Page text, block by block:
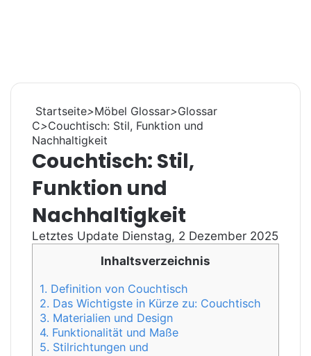
Startseite>Möbel Glossar>Glossar
C>Couchtisch: Stil, Funktion und
Nachhaltigkeit
Couchtisch: Stil,
Funktion und
Nachhaltigkeit
Letztes Update Dienstag, 2 Dezember 2025
Inhaltsverzeichnis
1. Definition von Couchtisch
2. Das Wichtigste in Kürze zu: Couchtisch
3. Materialien und Design
4. Funktionalität und Maße
5. Stilrichtungen und